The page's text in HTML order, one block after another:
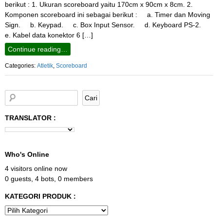
berikut : 1. Ukuran scoreboard yaitu 170cm x 90cm x 8cm. 2.
Komponen scoreboard ini sebagai berikut : a. Timer dan Moving
Sign. b. Keypad. c. Box Input Sensor. d. Keyboard PS-2.
e. Kabel data konektor 6 […]
Continue reading…
Categories: Atletik Scoreboard
TRANSLATOR :
Who's Online
4 visitors online now
0 guests, 4 bots, 0 members
KATEGORI PRODUK :